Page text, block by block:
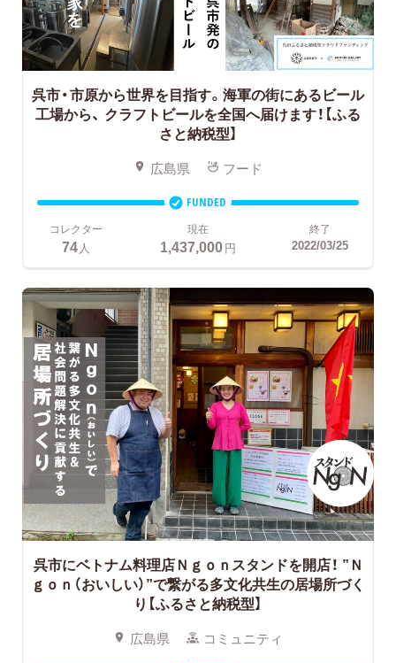
呉市・市原から世界を目指す。海軍の街にあるビール
工場から、 クラフトビールを全国へ届けます！【ふる
さと納税型】
広島県 フード
FUNDED
コレクター
74 人
現在
1,437,000円
終了
2022/03/25
呉市にベトナム料理店Ｎｇｏｎスタンドを開店！ ”Ｎ
ｇｏｎ（おいしい）”で繋がる多文化共生の居場所づく
り【ふるさと納税型】
広島県 コミュニティ